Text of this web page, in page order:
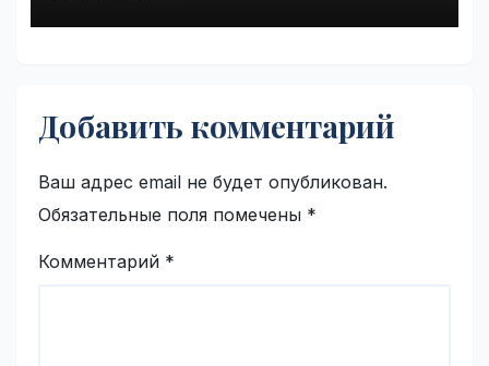
Добавить комментарий
Ваш адрес email не будет опубликован.
Обязательные поля помечены *
Комментарий *